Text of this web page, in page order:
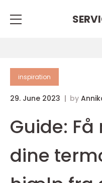
inspiration
29. June 2023 by
Guide:
dine